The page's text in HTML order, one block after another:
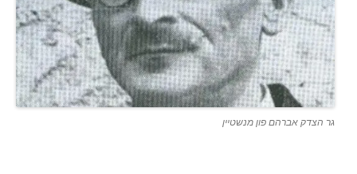
גר הצדק אברהם פון מנשטיין